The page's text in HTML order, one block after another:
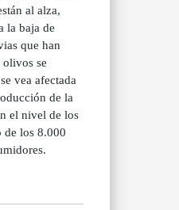
al alza,
la baja de
que han
olivos se
vea afectada
de la
el nivel de los
de los 8.000